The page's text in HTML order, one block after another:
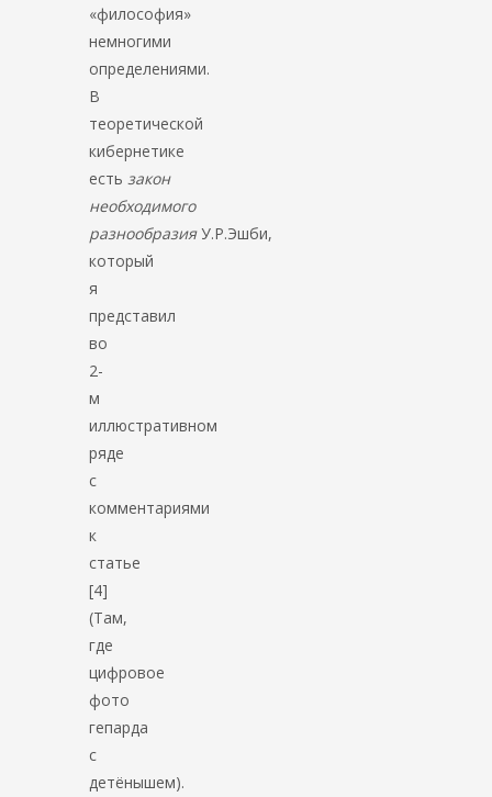
«философия»
немногими
определениями.
В
теоретической
кибернетике
естьзакон
необходимого
разнообразияУ.Р.Эшби,
который
я
представил
во
2-
м
иллюстративном
ряде
с
комментариями
к
статье
[4]
(Там,
где
цифровое
фото
гепарда
с
детёнышем).